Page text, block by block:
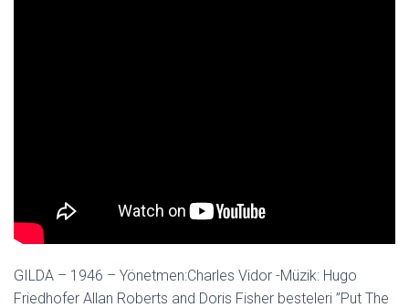
GILDA – 1946 – Yönetmen:Charles Vidor -Müzik: Hugo
Friedhofer Allan Roberts and Doris Fisher besteleri ”Put The